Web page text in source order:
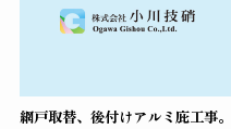
網戸取替、後付けアルミ庇工事。